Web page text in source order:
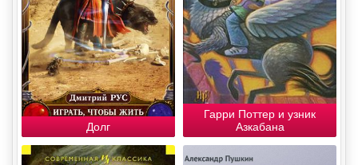
Долг
Гарри Поттер и узник
Азкабана